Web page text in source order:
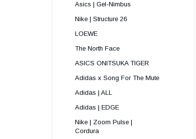
Asics | Gel-Nimbus
Nike | Structure 26
LOEWE
The North Face
ASICS ONITSUKA TIGER
Adidas x Song For The Mute
Adidas | ALL
Adidas | EDGE
Nike | Zoom Pulse |